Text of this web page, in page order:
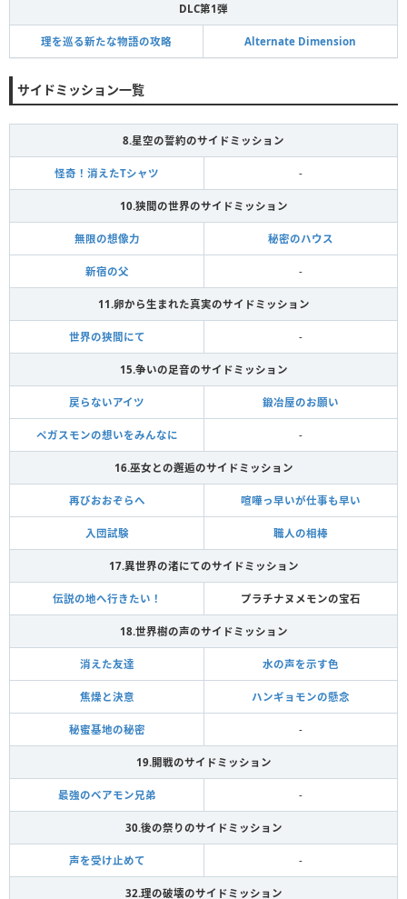
DLC第1弾
理を巡る新たな物語の攻略 Alternate Dimension
サイドミッション一覧
8.星空の誓約のサイドミッション
怪奇！消えたTシャツ -
10.狭間の世界のサイドミッション
無限の想像力 秘密のハウス
新宿の父 -
11.卵から生まれた真実のサイドミッション
世界の狭間にて -
15.争いの足音のサイドミッション
戻らないアイツ 鍛冶屋のお願い
ペガスモンの想いをみんなに -
16.巫女との邂逅のサイドミッション
再びおおぞらへ 喧嘩っ早いが仕事も早い
入団試験 職人の相棒
17.異世界の渚にてのサイドミッション
伝説の地へ行きたい！ プラチナヌメモンの宝石
18.世界樹の声のサイドミッション
消えた友達 水の声を示す色
焦燥と決意 ハンギョモンの懸念
秘蜜基地の秘密 -
19.開戦のサイドミッション
最強のベアモン兄弟 -
30.後の祭りのサイドミッション
声を受け止めて -
32.理の破壊のサイドミッション